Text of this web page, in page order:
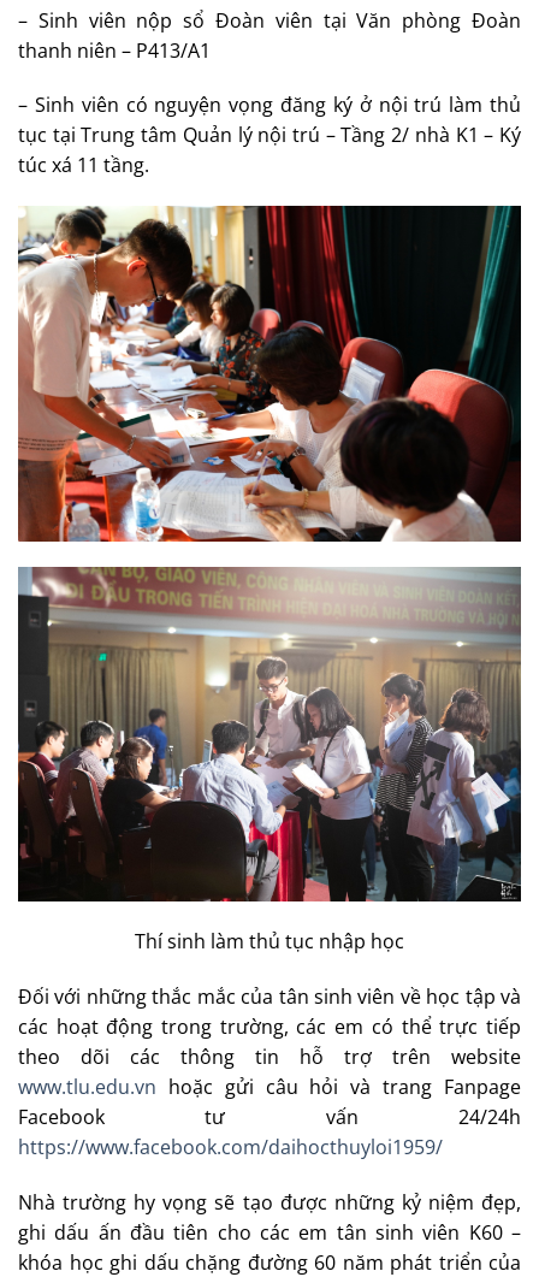
– Sinh viên nộp sổ Đoàn viên tại Văn phòng Đoàn
thanh niên – P413/A1
– Sinh viên có nguyện vọng đăng ký ở nội trú làm thủ
tục tại Trung tâm Quản lý nội trú – Tầng 2/ nhà K1 – Ký
túc xá 11 tầng.
Thí sinh làm thủ tục nhập học
Đối với những thắc mắc của tân sinh viên về học tập và
các hoạt động trong trường, các em có thể trực tiếp
theo dõi các thông tin hỗ trợ trên website
www.tlu.edu.vn hoặc gửi câu hỏi và trang Fanpage
Facebook tư vấn 24/24h
https://www.facebook.com/daihocthuyloi1959/
Nhà trường hy vọng sẽ tạo được những kỷ niệm đẹp,
ghi dấu ấn đầu tiên cho các em tân sinh viên K60 –
khóa học ghi dấu chặng đường 60 năm phát triển của